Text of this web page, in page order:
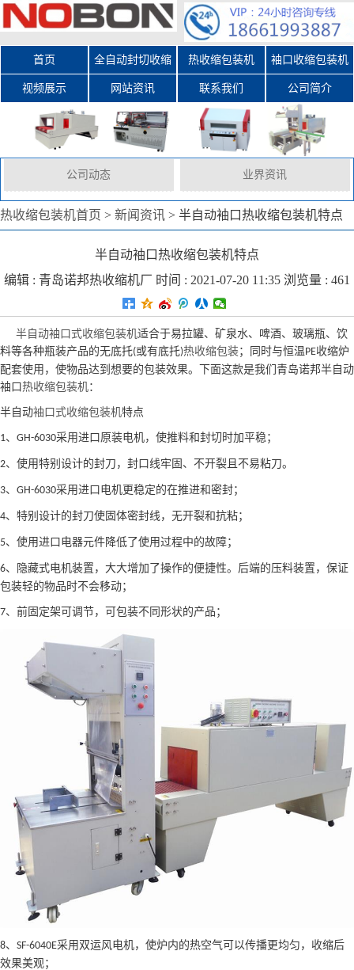
首页 全自动封切收缩
包装机
热收缩包装机 袖口收缩包装机
视频展示 网站资讯 联系我们 公司简介
公司动态 业界资讯
热收缩包装机首页 > 新闻资讯 > 半自动袖口热收缩包装机特点
半自动袖口热收缩包装机特点
编辑 : 青岛诺邦热收缩机厂 时间 : 2021-07-20 11:35 浏览量 : 461
半自动袖口式收缩包装机适合于易拉罐、矿泉水、啤酒、玻璃瓶、饮
料等各种瓶装产品的无底托(或有底托)热收缩包装；同时与恒温PE收缩炉
配套使用，使物品达到 想要的包装效果。
下面这款是我们青岛诺邦半自动
袖口热收缩包装机：
半 自动袖口式收缩包装机特点
1、 GH-6030采用进口原装电机，使推料和封切时加平稳；
2、使用特别设计的封刀，封口线牢固、不开裂且不易粘刀。
3、 GH-6030采用进口电机更稳定的在推进和密封；
4、特别设计的封刀使固体密封线，无开裂和抗粘；
5、使用进口电器元件降低了使用过程中的故障；
6、隐藏式电机装置，大大增加了操作的便捷性。后端的压料装置，保证
包装轻的物品时不会移动；
7、前固定架可调节，可包装不同形状的产品；
8、 SF-6040E采用双运风电机，使炉内的热空气可以传播更均匀，收缩后
效果美观；